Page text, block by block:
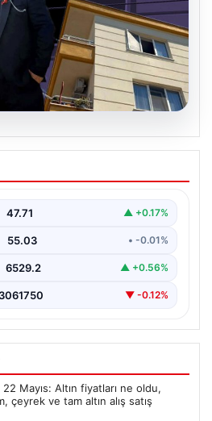
ilaçlaması felakete
annesi yoğun
Böcek İlaçlaması Felaketle Bitti:
47.71 ▲ +0.17%
55.03 • -0.01%
6529.2 ▲ +0.56%
3061750 ▼ -0.12%
Mayıs: Altın fiyatları ne oldu,
çeyrek ve tam altın alış satış